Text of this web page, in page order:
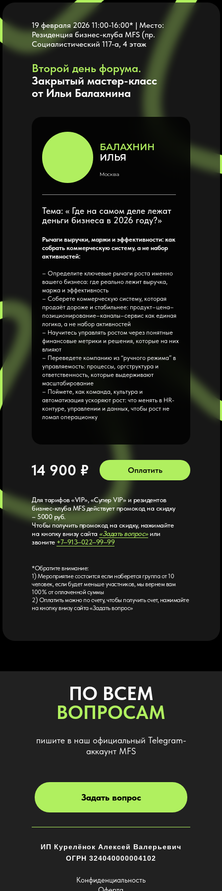
Второй день форума.
Закрытый мастер-класс
от Ильи Балахнина
19 февраля 2026 11:00-16:00* | Место:
Резиденция бизнес-клуба MFS (пр.
Социалистический 117-а, 4 этаж
Москва
БАЛАХНИН
ИЛЬЯ
Тема: « Где на самом деле лежат
деньги бизнеса в 2026 году?»
Рычаги выручки, маржи и эффективности: как
собрать коммерческую систему, а не набор
активностей:
– Определите ключевые рычаги роста именно
вашего бизнеса: где реально лежит выручка,
маржа и эффективность
– Соберете коммерческую систему, которая
продаёт дороже и стабильнее: продукт–цена–
позиционирование–каналы–сервис как единая
логика, а не набор активностей
– Научитесь управлять ростом через понятные
финансовые метрики и решения, которые на них
влияют
– Переведете компанию из “ручного режима” в
управляемость: процессы, оргструктура и
ответственность, которые выдерживают
масштабирование
– Поймете, как команда, культура и
автоматизация ускоряют рост: что менять в HR-
контуре, управлении и данных, чтобы рост не
ломал операционку
Для тарифов «VIP», «Супер VIP» и резидентов
бизнес-клуба MFS действует промокод на скидку
– 5000 руб.
Чтобы получить промокод на скидку, нажимайте
на кнопку внизу сайта «Задать вопрос»или
звоните +7‒913‒022‒99‒99
*Обратите внимание:
1) Мероприятие состоится если наберется группа от 10
человек, если будет меньше участников, мы вернем вам
100% от оплаченной суммы
2) Оплатить можно по счету, чтобы получить счет, нажимайте
на кнопку внизу сайта «Задать вопрос»
Оплатить
14 900 ₽
ИП Курелёнок Алексей Валерьевич
ОГРН 324040000004102
ПО ВСЕМ
ВОПРОСАМ
Задать вопрос
пишите в наш официальный Telegram-
аккаунт MFS
Конфиденциальность